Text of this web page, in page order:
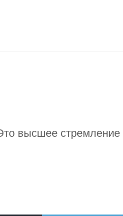
высшее стремление